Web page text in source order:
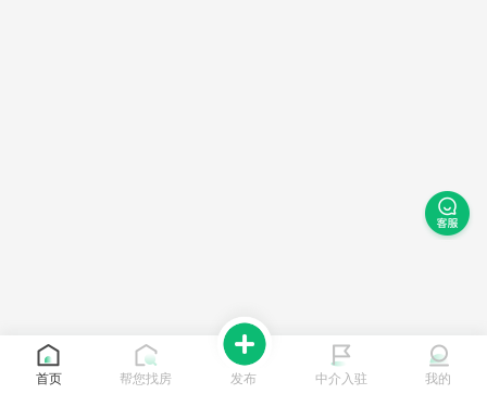
首页 帮您找房 发布 中介入驻 我的